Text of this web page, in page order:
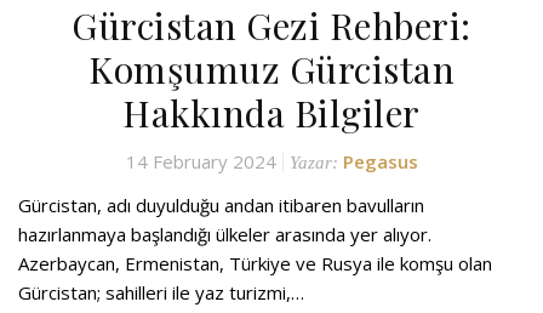
Gürcistan Gezi Rehberi:
Komşumuz Gürcistan
Hakkında Bilgiler
14 February 2024 Yazar: Pegasus
Gürcistan, adı duyulduğu andan itibaren bavulların
hazırlanmaya başlandığı ülkeler arasında yer alıyor.
Azerbaycan, Ermenistan, Türkiye ve Rusya ile komşu olan
Gürcistan; sahilleri ile yaz turizmi,…